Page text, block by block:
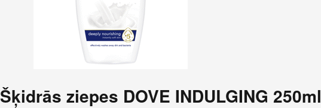
Šķidrās ziepes DOVE INDULGING 250ml